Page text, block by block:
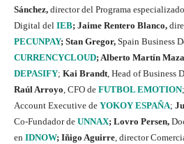
Sánchez, director del Programa
Digital del IEB; Jaime Rentero Blanco,
PECUNPAY; Stan Gregor, Spain Business
CURRENCYCLOUD; Alberto Martín
DEPASIFY; Kai Brandt, Head of Business
Raúl Arroyo, CFO de FUTBOL EMOTION;
Account Executive de YOKOY ESPAÑA;
Co-Fundador de UNNAX; Lovro Persen,
en IDNOW; Iñigo Aguirre, director